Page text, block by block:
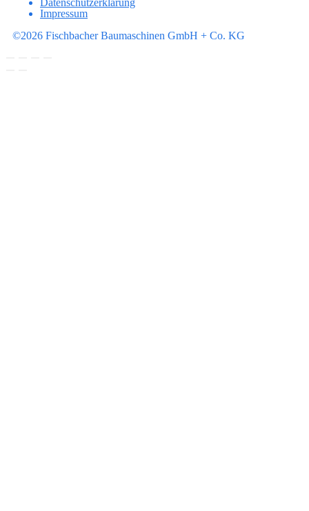
Datenschutzerklärung
Impressum
©2026 Fischbacher Baumaschinen GmbH + Co. KG